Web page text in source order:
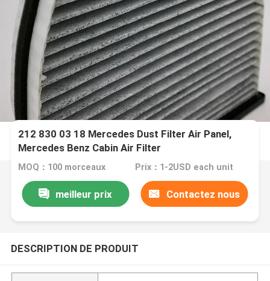
212 830 03 18 Mercedes Dust Filter Air Panel,
Mercedes Benz Cabin Air Filter
MOQ：100 morceaux Prix：1-2USD each unit
meilleur prix Contactez nous
DESCRIPTION DE PRODUIT